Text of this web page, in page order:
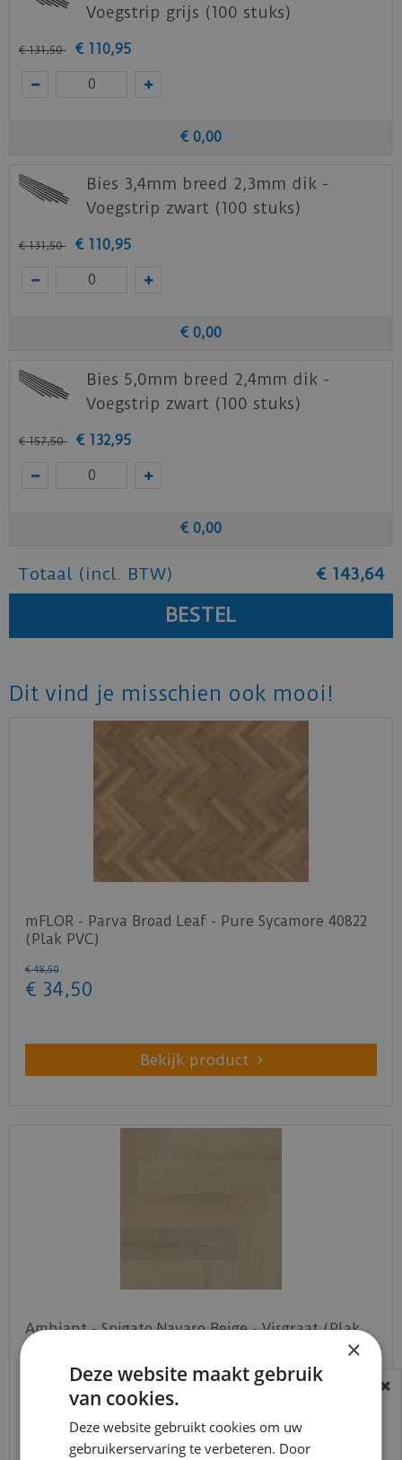
Voegstrip grijs (100 stuks)
€ 131,50 € 110,95
€ 0,00
Bies 3,4mm breed 2,3mm dik -
Voegstrip zwart (100 stuks)
€ 131,50 € 110,95
€ 0,00
Bies 5,0mm breed 2,4mm dik -
Voegstrip zwart (100 stuks)
€ 157,50 € 132,95
€ 0,00
Totaal (incl. BTW) € 143,64
Dit vind je misschien ook mooi!
mFLOR - Parva Broad Leaf - Pure Sycamore 40822
(Plak PVC)
€ 48,50
€ 34,50
Bekijk product
Ambiant - Spigato Navaro Beige - Visgraat (Plak
PVC)
,25
BEREIKBAARHEID
In verband met de vakantie periode zijn wij
t/m 14 augustus telefonisch helaas niet
×
Deze website maakt gebruik
van cookies.
Deze website gebruikt cookies om uw
gebruikerservaring te verbeteren. Door